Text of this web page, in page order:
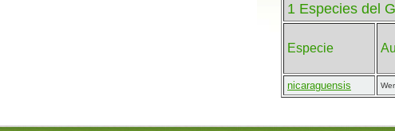
1 Especies del
Especie
nicaraguensis